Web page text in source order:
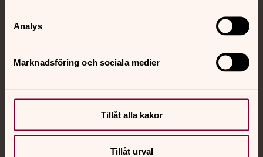
Analys
Marknadsföring och sociala medier
Tillåt alla kakor
Tillåt urval
Jourhavande präst
Akut samtals- och krisstöd. Prata eller chatta anonymt
med en präst på kvällar och nätter.
Chatt
Telefon 112